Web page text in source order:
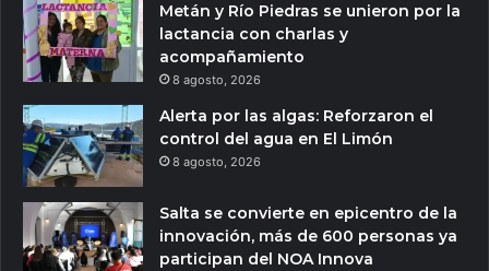
Metán y Río Piedras se unieron por la
lactancia con charlas y
acompañamiento
8 agosto, 2026
Alerta por las algas: Reforzaron el
control del agua en El Limón
8 agosto, 2026
Salta se convierte en epicentro de la
innovación, más de 600 personas ya
participan del NOA Innova